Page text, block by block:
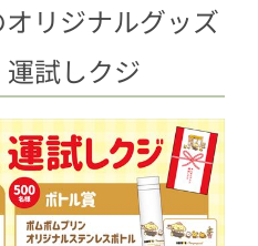
リジナルグッズ
試しクジ